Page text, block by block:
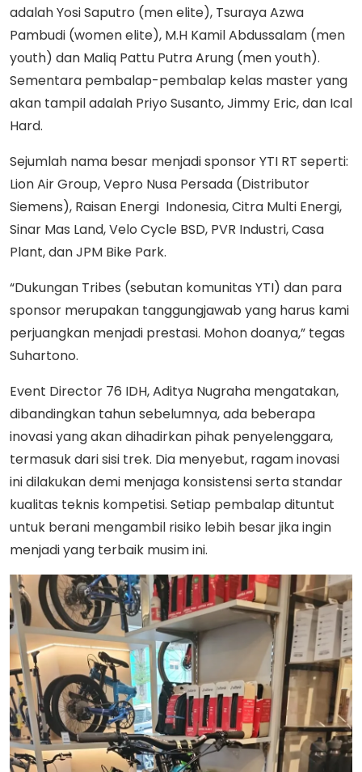
adalah Yosi Saputro (men elite), Tsuraya Azwa
Pambudi (women elite), M.H Kamil Abdussalam (men
youth) dan Maliq Pattu Putra Arung (men youth).
Sementara pembalap-pembalap kelas master yang
akan tampil adalah Priyo Susanto, Jimmy Eric, dan Ical
Hard.
Sejumlah nama besar menjadi sponsor YTI RT seperti:
Lion Air Group, Vepro Nusa Persada (Distributor
Siemens), Raisan Energi Indonesia, Citra Multi Energi,
Sinar Mas Land, Velo Cycle BSD, PVR Industri, Casa
Plant, dan JPM Bike Park.
“Dukungan Tribes (sebutan komunitas YTI) dan para
sponsor merupakan tanggungjawab yang harus kami
perjuangkan menjadi prestasi. Mohon doanya,” tegas
Suhartono.
Event Director 76 IDH, Aditya Nugraha mengatakan,
dibandingkan tahun sebelumnya, ada beberapa
inovasi yang akan dihadirkan pihak penyelenggara,
termasuk dari sisi trek. Dia menyebut, ragam inovasi
ini dilakukan demi menjaga konsistensi serta standar
kualitas teknis kompetisi. Setiap pembalap dituntut
untuk berani mengambil risiko lebih besar jika ingin
menjadi yang terbaik musim ini.